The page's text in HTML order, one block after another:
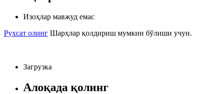
Изоҳлар мавжуд емас
Рухсат олинг Шарҳлар қолдириш мумкин бўлиши учун.
Загрузка
Алоқада қолинг